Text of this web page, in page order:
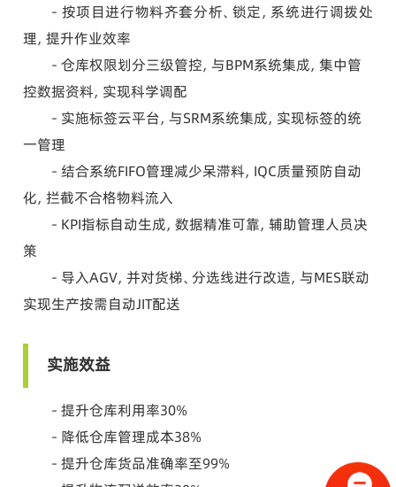
- 按项目进行物料齐套分析、锁定，系统进行调拨处
理，提升作业效率
- 仓库权限划分三级管控，与BPM系统集成，集中管
控数据资料，实现科学调配
- 实施标签云平台，与SRM系统集成，实现标签的统
一管理
- 结合系统FIFO管理减少呆滞料，IQC质量预防自动
化，拦截不合格物料流入
- KPI指标自动生成，数据精准可靠，辅助管理人员决
策
- 导入AGV，并对货梯、分选线进行改造，与MES联动
实现生产按需自动JIT配送
实施效益
- 提升仓库利用率30%
- 降低仓库管理成本38%
- 提升仓库货品准确率至99%